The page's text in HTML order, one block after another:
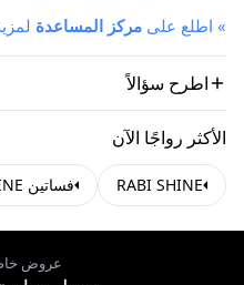
» اطلع على مركز المساعدة
اطرح سؤالاً
الأكثر رواجًا الآن
RABI SHINE فساتين RABI SHINE
عروض